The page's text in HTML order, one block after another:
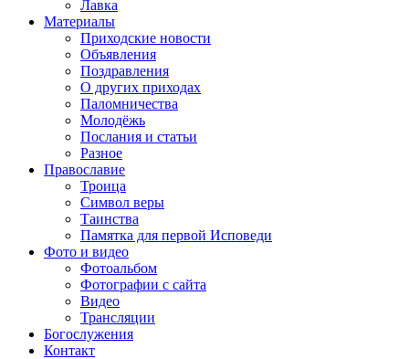
Лавка
Материалы
Приходские новости
Объявления
Поздравления
О других приходах
Паломничества
Молодёжь
Послания и статьи
Разное
Православие
Троица
Символ веры
Таинства
Памятка для первой Исповеди
Фото и видео
Фотоальбом
Фотографии с сайта
Видео
Трансляции
Богослужения
Контакт